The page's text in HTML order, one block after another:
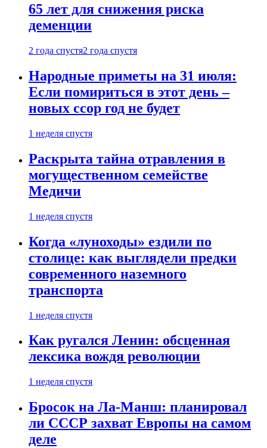
65 лет для снижения риска
деменции
2 года спустя2 года спустя
Народные приметы на 31 июля:
Если помириться в этот день –
новых ссор год не будет
1 неделя спустя
Раскрыта тайна отравления в
могущественном семействе
Медичи
1 неделя спустя
Когда «луноходы» ездили по
столице: как выглядели предки
современного наземного
транспорта
1 неделя спустя
Как ругался Ленин: обсценная
лексика вождя революции
1 неделя спустя
Бросок на Ла-Манш: планировал
ли СССР захват Европы на самом
деле